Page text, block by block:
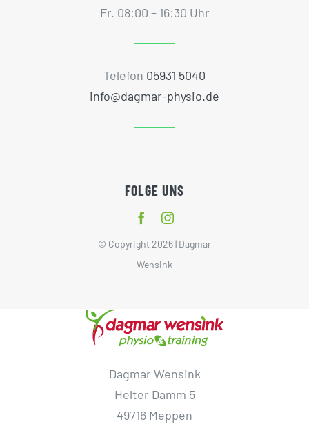
Fr. 08:00 – 16:30 Uhr
Telefon 05931 5040
info@dagmar-physio.de
FOLGE UNS
© Copyright 2026 | Dagmar
Wensink
Dagmar Wensink
Helter Damm 5
49716 Meppen